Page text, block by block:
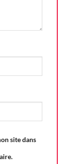
site dans